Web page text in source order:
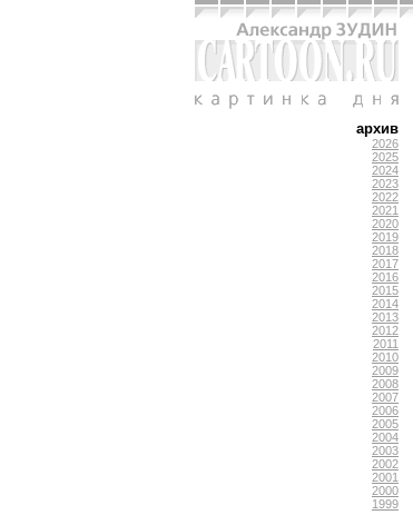
архив
2026
2025
2024
2023
2022
2021
2020
2019
2018
2017
2016
2015
2014
2013
2012
2011
2010
2009
2008
2007
2006
2005
2004
2003
2002
2001
2000
1999